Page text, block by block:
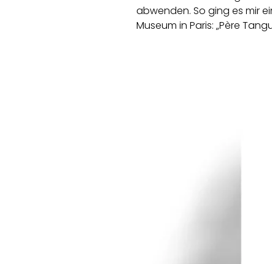
abwenden. So ging es mir
Museum in Paris: „Père